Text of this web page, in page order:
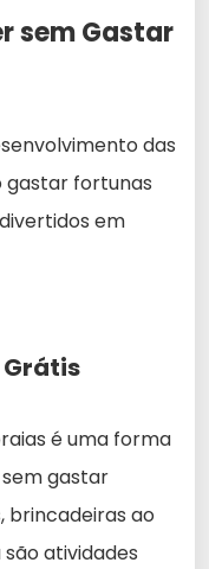
sem Gastar
das
gastar fortunas
em
Grátis
é uma forma
gastar
brincadeiras ao
atividades